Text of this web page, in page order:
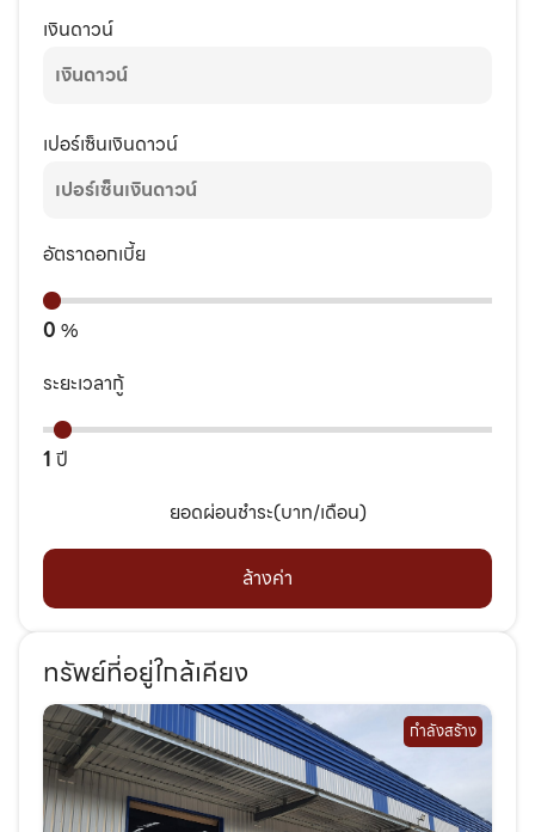
เงินดาวน์
เปอร์เซ็นเงินดาวน์
อัตราดอกเบี้ย
0 %
ระยะเวลากู้
1 ปี
ยอดผ่อนชำระ(บาท/เดือน)
ล้างค่า
ทรัพย์ที่อยู่ใกล้เคียง
กำลังสร้าง